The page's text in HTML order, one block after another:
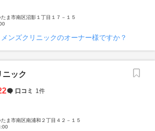
ま市南区沼影１丁目１７－１５
ンズクリニックのオーナー様ですか？
ック
口コミ 1件
ま市南区南浦和２丁目４２－１５